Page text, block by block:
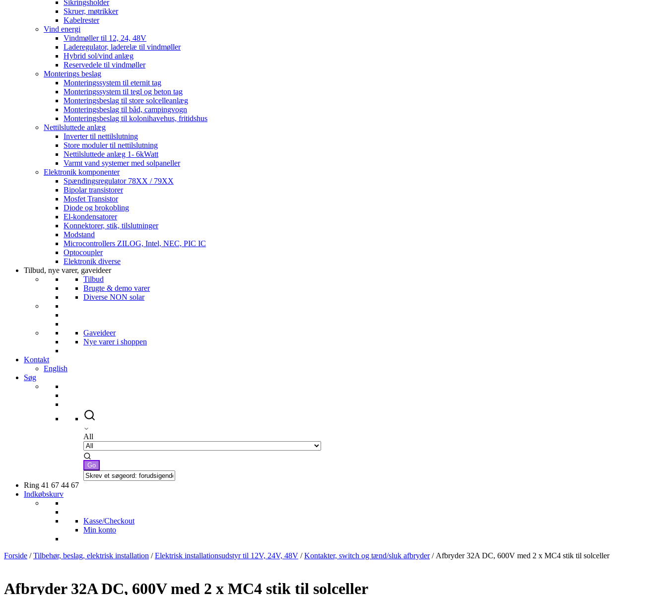
Sikringsholder
Skruer, møtrikker
Kabelrester
Vind energi
Vindmøller til 12, 24, 48V
Laderegulator, laderelæ til vindmøller
Hybrid sol/vind anlæg
Reservedele til vindmøller
Monterings beslag
Monteringssystem til eternit tag
Monteringssystem til tegl og beton tag
Monteringsbeslag til store solcelleanlæg
Monteringsbeslag til båd, campingvogn
Monteringsbeslag til kolonihavehus, fritidshus
Nettilsluttede anlæg
Inverter til nettilslutning
Store moduler til nettilslutning
Nettilsluttede anlæg 1- 6kWatt
Varmt vand systemer med solpaneller
Elektronik komponenter
Spændingsregulator 78XX / 79XX
Bipolar transistorer
Mosfet Transistor
Diode og brokobling
El-kondensatorer
Konnektorer, stik, tilslutninger
Modstand
Microcontrollers ZILOG, Intel, NEC, PIC IC
Optocoupler
Elektronik diverse
Tilbud, nye varer, gaveideer
Tilbud
Brugte & demo varer
Diverse NON solar
Gaveideer
Nye varer i shoppen
Kontakt
English
Søg
All
Ring 41 67 44 67
Indkøbskurv
Kasse/Checkout
Min konto
Forside /Tilbehør, beslag, elektrisk installation /Elektrisk installationsudstyr til 12V, 24V, 48V /Kontakter, switch og tænd/sluk afbryder/ Afbryder 32A DC, 600V med 2 x MC4 stik til solceller
Afbryder 32A DC, 600V med 2 x MC4 stik til solceller